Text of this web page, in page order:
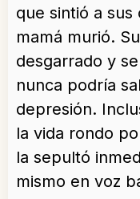
que sintió a sus
mamá murió.
desgarrado y
nunca podría
depresión.
la vida rondo
la sepultó
mismo en voz